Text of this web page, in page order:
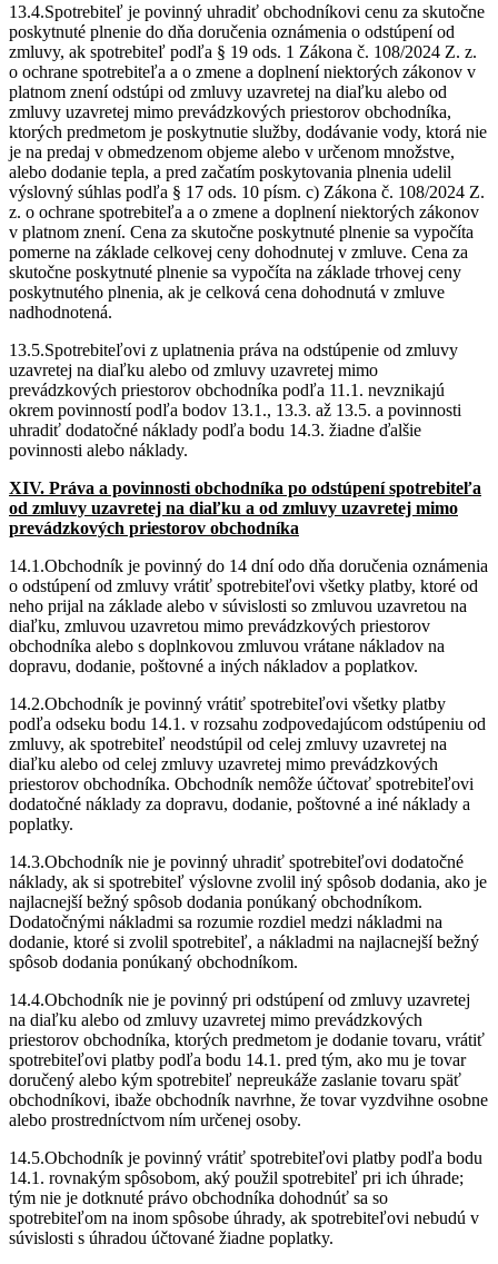
13.4.Spotrebiteľ je povinný uhradiť obchodníkovi cenu za skutočne
poskytnuté plnenie do dňa doručenia oznámenia o odstúpení od
zmluvy, ak spotrebiteľ podľa § 19 ods. 1 Zákona č. 108/2024 Z. z.
o ochrane spotrebiteľa a o zmene a doplnení niektorých zákonov v
platnom znení odstúpi od zmluvy uzavretej na diaľku alebo od
zmluvy uzavretej mimo prevádzkových priestorov obchodníka,
ktorých predmetom je poskytnutie služby, dodávanie vody, ktorá nie
je na predaj v obmedzenom objeme alebo v určenom množstve,
alebo dodanie tepla, a pred začatím poskytovania plnenia udelil
výslovný súhlas podľa § 17 ods. 10 písm. c) Zákona č. 108/2024 Z.
z. o ochrane spotrebiteľa a o zmene a doplnení niektorých zákonov
v platnom znení. Cena za skutočne poskytnuté plnenie sa vypočíta
pomerne na základe celkovej ceny dohodnutej v zmluve. Cena za
skutočne poskytnuté plnenie sa vypočíta na základe trhovej ceny
poskytnutého plnenia, ak je celková cena dohodnutá v zmluve
nadhodnotená.
13.5.Spotrebiteľovi z uplatnenia práva na odstúpenie od zmluvy
uzavretej na diaľku alebo od zmluvy uzavretej mimo
prevádzkových priestorov obchodníka podľa 11.1. nevznikajú
okrem povinností podľa bodov 13.1., 13.3. až 13.5. a povinnosti
uhradiť dodatočné náklady podľa bodu 14.3. žiadne ďalšie
povinnosti alebo náklady.
XIV. Práva a povinnosti obchodníka po odstúpení spotrebiteľa
od zmluvy uzavretej na diaľku a od zmluvy uzavretej mimo
prevádzkových priestorov obchodníka
14.1.Obchodník je povinný do 14 dní odo dňa doručenia oznámenia
o odstúpení od zmluvy vrátiť spotrebiteľovi všetky platby, ktoré od
neho prijal na základe alebo v súvislosti so zmluvou uzavretou na
diaľku, zmluvou uzavretou mimo prevádzkových priestorov
obchodníka alebo s doplnkovou zmluvou vrátane nákladov na
dopravu, dodanie, poštovné a iných nákladov a poplatkov.
14.2.Obchodník je povinný vrátiť spotrebiteľovi všetky platby
podľa odseku bodu 14.1. v rozsahu zodpovedajúcom odstúpeniu od
zmluvy, ak spotrebiteľ neodstúpil od celej zmluvy uzavretej na
diaľku alebo od celej zmluvy uzavretej mimo prevádzkových
priestorov obchodníka. Obchodník nemôže účtovať spotrebiteľovi
dodatočné náklady za dopravu, dodanie, poštovné a iné náklady a
poplatky.
14.3.Obchodník nie je povinný uhradiť spotrebiteľovi dodatočné
náklady, ak si spotrebiteľ výslovne zvolil iný spôsob dodania, ako je
najlacnejší bežný spôsob dodania ponúkaný obchodníkom.
Dodatočnými nákladmi sa rozumie rozdiel medzi nákladmi na
dodanie, ktoré si zvolil spotrebiteľ, a nákladmi na najlacnejší bežný
spôsob dodania ponúkaný obchodníkom.
14.4.Obchodník nie je povinný pri odstúpení od zmluvy uzavretej
na diaľku alebo od zmluvy uzavretej mimo prevádzkových
priestorov obchodníka, ktorých predmetom je dodanie tovaru, vrátiť
spotrebiteľovi platby podľa bodu 14.1. pred tým, ako mu je tovar
doručený alebo kým spotrebiteľ nepreukáže zaslanie tovaru späť
obchodníkovi, ibaže obchodník navrhne, že tovar vyzdvihne osobne
alebo prostredníctvom ním určenej osoby.
14.5.Obchodník je povinný vrátiť spotrebiteľovi platby podľa bodu
14.1. rovnakým spôsobom, aký použil spotrebiteľ pri ich úhrade;
tým nie je dotknuté právo obchodníka dohodnúť sa so
spotrebiteľom na inom spôsobe úhrady, ak spotrebiteľovi nebudú v
súvislosti s úhradou účtované žiadne poplatky.